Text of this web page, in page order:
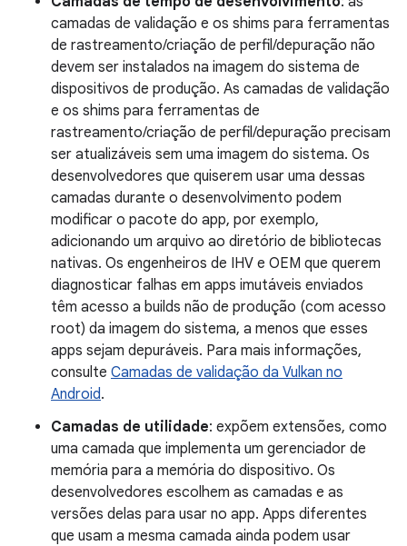
camadas de validação e os shims para ferramentas
de rastreamento/criação de perfil/depuração não
devem ser instalados na imagem do sistema de
dispositivos de produção. As camadas de validação
e os shims para ferramentas de
rastreamento/criação de perfil/depuração precisam
ser atualizáveis sem uma imagem do sistema. Os
desenvolvedores que quiserem usar uma dessas
camadas durante o desenvolvimento podem
modificar o pacote do app, por exemplo,
adicionando um arquivo ao diretório de bibliotecas
nativas. Os engenheiros de IHV e OEM que querem
diagnosticar falhas em apps imutáveis enviados
têm acesso a builds não de produção (com acesso
root) da imagem do sistema, a menos que esses
apps sejam depuráveis. Para mais informações,
consulte Camadas de validação da Vulkan no
Android.
Camadas de utilidade: expõem extensões, como
uma camada que implementa um gerenciador de
memória para a memória do dispositivo. Os
desenvolvedores escolhem as camadas e as
versões delas para usar no app. Apps diferentes
que usam a mesma camada ainda podem usar